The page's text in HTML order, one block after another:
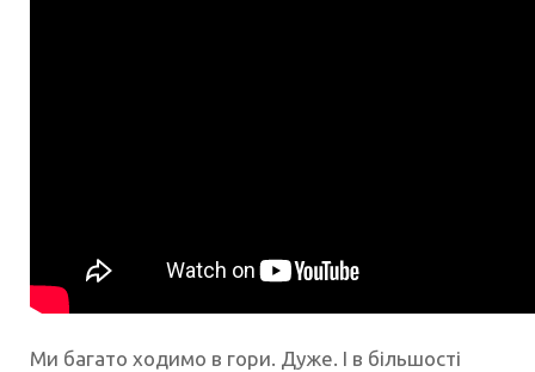
Ми багато ходимо в гори. Дуже. І в більшості